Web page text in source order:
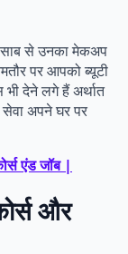
से उनका मेकअप
पर आपको ब्यूटी
भी देने लगे हैं अर्थात
अपने घर पर
एंड जॉब |
और